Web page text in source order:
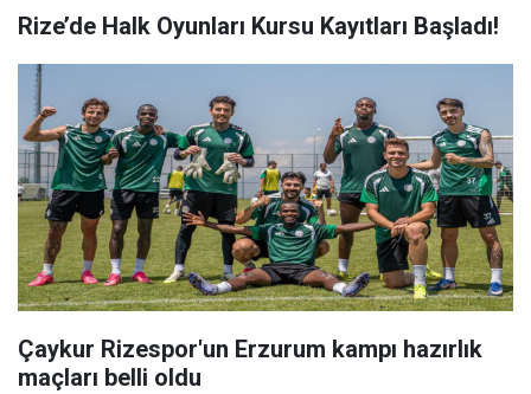
Rize’de Halk Oyunları Kursu Kayıtları Başladı!
Çaykur Rizespor'un Erzurum kampı hazırlık
maçları belli oldu